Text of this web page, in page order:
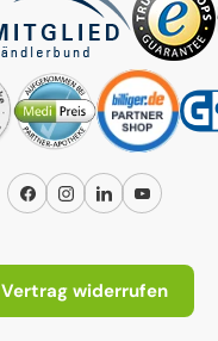
FacebookInstagram
LinkedInYouTube
Vertrag widerrufen